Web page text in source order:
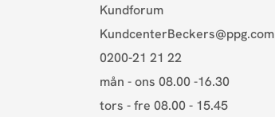
Kundforum
KundcenterBeckers@ppg.com
0200-21 21 22
mån - ons 08.00 -16.30
tors - fre 08.00 - 15.45